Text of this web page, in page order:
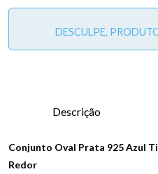
DESCULPE,
Descrição
Conjunto Oval Prata 925 Azul
Redor